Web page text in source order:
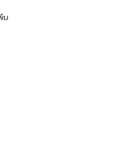
ม